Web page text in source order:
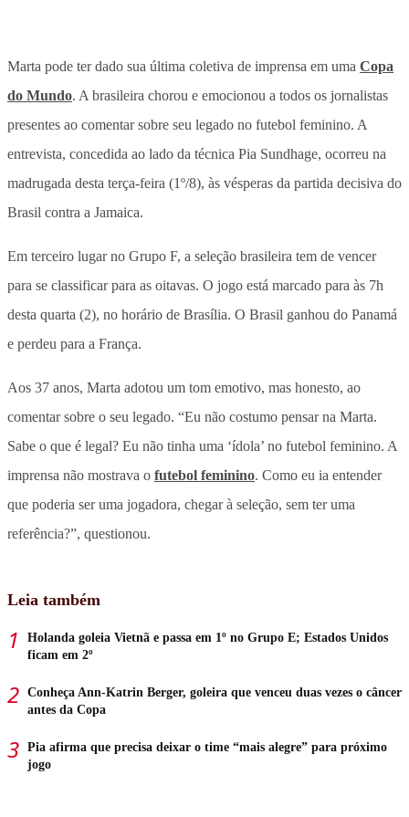
Marta pode ter dado sua última coletiva de imprensa em uma Copa
do Mundo. A brasileira chorou e emocionou a todos os jornalistas
presentes ao comentar sobre seu legado no futebol feminino. A
entrevista, concedida ao lado da técnica Pia Sundhage, ocorreu na
madrugada desta terça-feira (1º/8), às vésperas da partida decisiva do
Brasil contra a Jamaica.
Em terceiro lugar no Grupo F, a seleção brasileira tem de vencer
para se classificar para as oitavas. O jogo está marcado para às 7h
desta quarta (2), no horário de Brasília. O Brasil ganhou do Panamá
e perdeu para a França.
Aos 37 anos, Marta adotou um tom emotivo, mas honesto, ao
comentar sobre o seu legado. “Eu não costumo pensar na Marta.
Sabe o que é legal? Eu não tinha uma ‘ídola’ no futebol feminino. A
imprensa não mostrava o futebol feminino. Como eu ia entender
que poderia ser uma jogadora, chegar à seleção, sem ter uma
referência?”, questionou.
Leia também
Holanda goleia Vietnã e passa em 1º no Grupo E; Estados Unidos
ficam em 2º
Conheça Ann-Katrin Berger, goleira que venceu duas vezes o câncer
antes da Copa
Pia afirma que precisa deixar o time “mais alegre” para próximo
jogo